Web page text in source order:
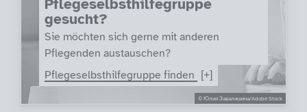
© Юлия Завалишина/Adobe Stock
Pflegeselbsthilfegruppe
gesucht?
Sie möchten sich gerne mit anderen
Pflegenden austauschen?
Pflegeselbsthilfegruppe finden